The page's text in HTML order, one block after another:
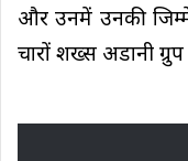
और उनमें उनकी
चारों शख्स अडानी